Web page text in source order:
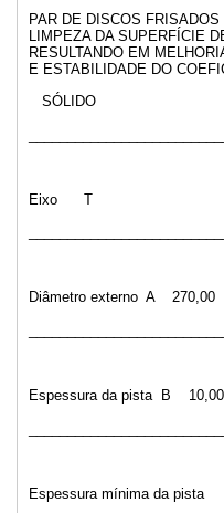
PAR DE DISCOS
LIMPEZA DA SUPERFÍCIE
RESULTANDO EM
E ESTABILIDADE DO
SÓLIDO
Eixo
T
Diâmetro externo A
270,00
Espessura da pista B
10,00
Espessura mínima da pista